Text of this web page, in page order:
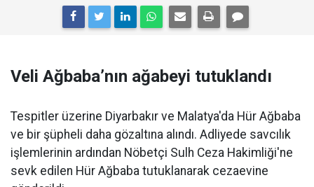
Veli Ağbaba’nın ağabeyi tutuklandı
Tespitler üzerine Diyarbakır ve Malatya'da Hür Ağbaba
ve bir şüpheli daha gözaltına alındı. Adliyede savcılık
işlemlerinin ardından Nöbetçi Sulh Ceza Hakimliği'ne
sevk edilen Hür Ağbaba tutuklanarak cezaevine